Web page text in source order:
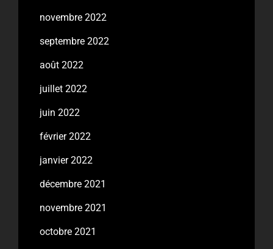
novembre 2022
septembre 2022
août 2022
juillet 2022
juin 2022
février 2022
janvier 2022
décembre 2021
novembre 2021
octobre 2021